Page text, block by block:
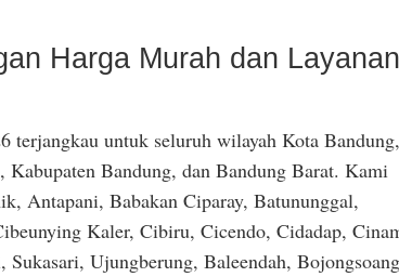
Harga Murah dan Layanan
terjangkau untuk seluruh wilayah Kota Bandung,
Bandung, dan Bandung Barat. Kami
Antapani, Babakan Ciparay, Batununggal,
Kaler, Cibiru, Cicendo, Cidadap,
Sukasari, Ujungberung, Baleendah,